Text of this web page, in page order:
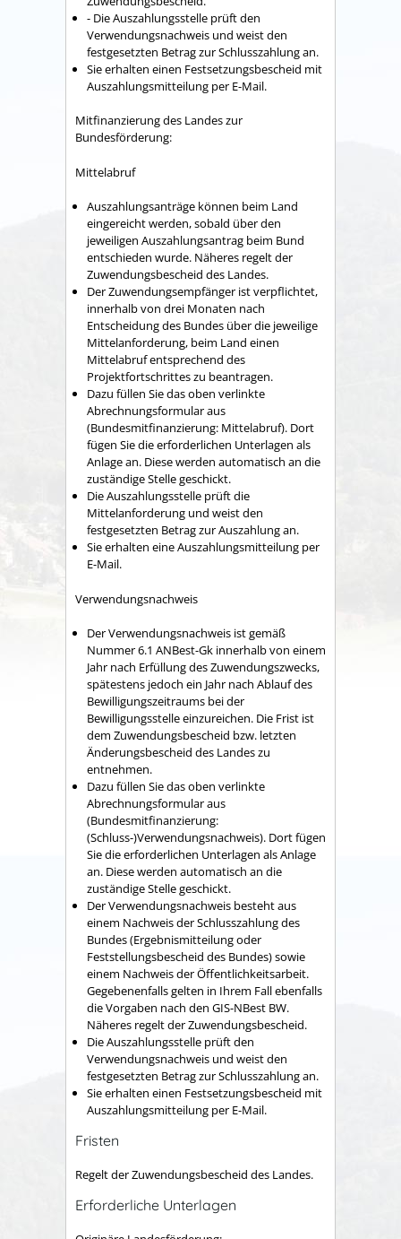
- Die Auszahlungsstelle prüft den
Verwendungsnachweis und weist den
festgesetzten Betrag zur Schlusszahlung an.
Sie erhalten einen Festsetzungsbescheid mit
Auszahlungsmitteilung per E-Mail.
Mitfinanzierung des Landes zur
Bundesförderung:
Mittelabruf
Auszahlungsanträge können beim Land
eingereicht werden, sobald über den
jeweiligen Auszahlungsantrag beim Bund
entschieden wurde. Näheres regelt der
Zuwendungsbescheid des Landes.
Der Zuwendungsempfänger ist verpflichtet,
innerhalb von drei Monaten nach
Entscheidung des Bundes über die jeweilige
Mittelanforderung, beim Land einen
Mittelabruf entsprechend des
Projektfortschrittes zu beantragen.
Dazu füllen Sie das oben verlinkte
Abrechnungsformular aus
(Bundesmitfinanzierung: Mittelabruf). Dort
fügen Sie die erforderlichen Unterlagen als
Anlage an. Diese werden automatisch an die
zuständige Stelle geschickt.
Die Auszahlungsstelle prüft die
Mittelanforderung und weist den
festgesetzten Betrag zur Auszahlung an.
Sie erhalten eine Auszahlungsmitteilung per
E-Mail.
Verwendungsnachweis
Der Verwendungsnachweis ist gemäß
Nummer 6.1 ANBest-Gk innerhalb von einem
Jahr nach Erfüllung des Zuwendungszwecks,
spätestens jedoch ein Jahr nach Ablauf des
Bewilligungszeitraums bei der
Bewilligungsstelle einzureichen. Die Frist ist
dem Zuwendungsbescheid bzw. letzten
Änderungsbescheid des Landes zu
entnehmen.
Dazu füllen Sie das oben verlinkte
Abrechnungsformular aus
(Bundesmitfinanzierung:
(Schluss-)Verwendungsnachweis). Dort fügen
Sie die erforderlichen Unterlagen als Anlage
an. Diese werden automatisch an die
zuständige Stelle geschickt.
Der Verwendungsnachweis besteht aus
einem Nachweis der Schlusszahlung des
Bundes (Ergebnismitteilung oder
Feststellungsbescheid des Bundes) sowie
einem Nachweis der Öffentlichkeitsarbeit.
Gegebenenfalls gelten in Ihrem Fall ebenfalls
die Vorgaben nach den GIS-NBest BW.
Näheres regelt der Zuwendungsbescheid.
Die Auszahlungsstelle prüft den
Verwendungsnachweis und weist den
festgesetzten Betrag zur Schlusszahlung an.
Sie erhalten einen Festsetzungsbescheid mit
Auszahlungsmitteilung per E-Mail.
Fristen
Regelt der Zuwendungsbescheid des Landes.
Erforderliche Unterlagen